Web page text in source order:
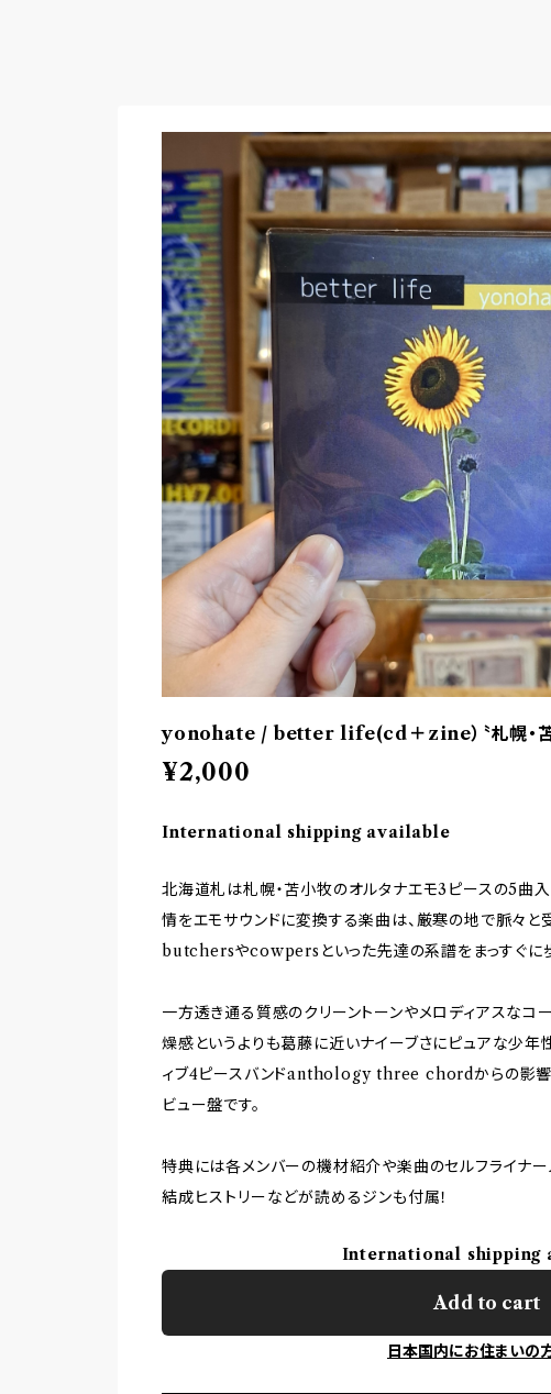
yonohate / better life(cd＋zine）〝札幌・苫
¥2,000
International shipping available
北海道札は札幌・苫小牧のオルタナエモ3ピースの5曲
情をエモサウンドに変換する楽曲は、厳寒の地で脈
butchersやcowpersといった先達の系譜をまっすぐに
一方透き通る質感のクリーントーンやメロディアスなコ
燥感というよりも葛藤に近いナイーブさにピュアな少年
ィブ4ピースバンドanthology three chordからの影響
ビュー盤です。
特典には各メンバーの機材紹介や楽曲のセルフライナー
結成ヒストリーなどが読めるジンも付属！
International shipping
Add to cart
日本国内にお住まいの